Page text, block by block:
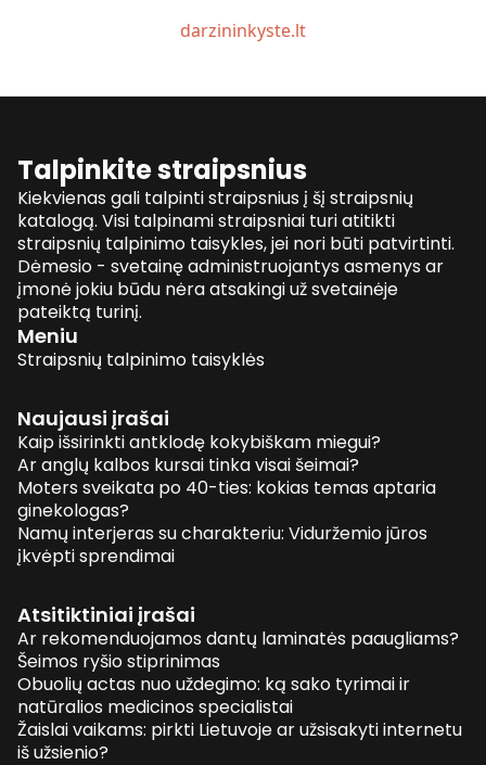
darzininkyste.lt
Talpinkite straipsnius
Kiekvienas gali talpinti straipsnius į šį straipsnių
katalogą. Visi talpinami straipsniai turi atitikti
straipsnių talpinimo taisykles, jei nori būti patvirtinti.
Dėmesio - svetainę administruojantys asmenys ar
įmonė jokiu būdu nėra atsakingi už svetainėje
pateiktą turinį.
Meniu
Straipsnių talpinimo taisyklės
Naujausi įrašai
Kaip išsirinkti antklodę kokybiškam miegui?
Ar anglų kalbos kursai tinka visai šeimai?
Moters sveikata po 40-ties: kokias temas aptaria
ginekologas?
Namų interjeras su charakteriu: Viduržemio jūros
įkvėpti sprendimai
Atsitiktiniai įrašai
Ar rekomenduojamos dantų laminatės paaugliams?
Šeimos ryšio stiprinimas
Obuolių actas nuo uždegimo: ką sako tyrimai ir
natūralios medicinos specialistai
Žaislai vaikams: pirkti Lietuvoje ar užsisakyti internetu
iš užsienio?